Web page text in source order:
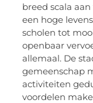
breed scala
een hoge
scholen tot
openbaar
allemaal. De
gemeenschap
activiteiten
voordelen